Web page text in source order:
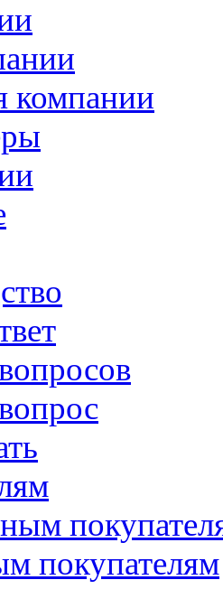
компании
покупателям